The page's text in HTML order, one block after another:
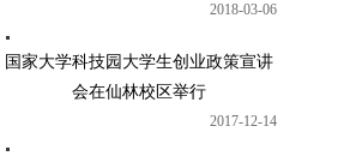
2018-03-06
国家大学科技园大学生创业政策宣讲
会在仙林校区举行
2017-12-14